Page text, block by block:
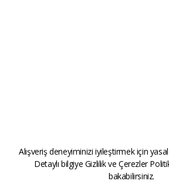
Alışveriş deneyiminizi iyileştirmek için
Detaylı bilgiye Gizlilik ve Çerezler
bakabilirsiniz.